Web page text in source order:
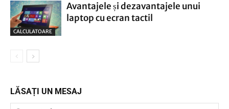
CALCULATOARE
Avantajele și dezavantajele unui
laptop cu ecran tactil
LĂSAȚI UN MESAJ